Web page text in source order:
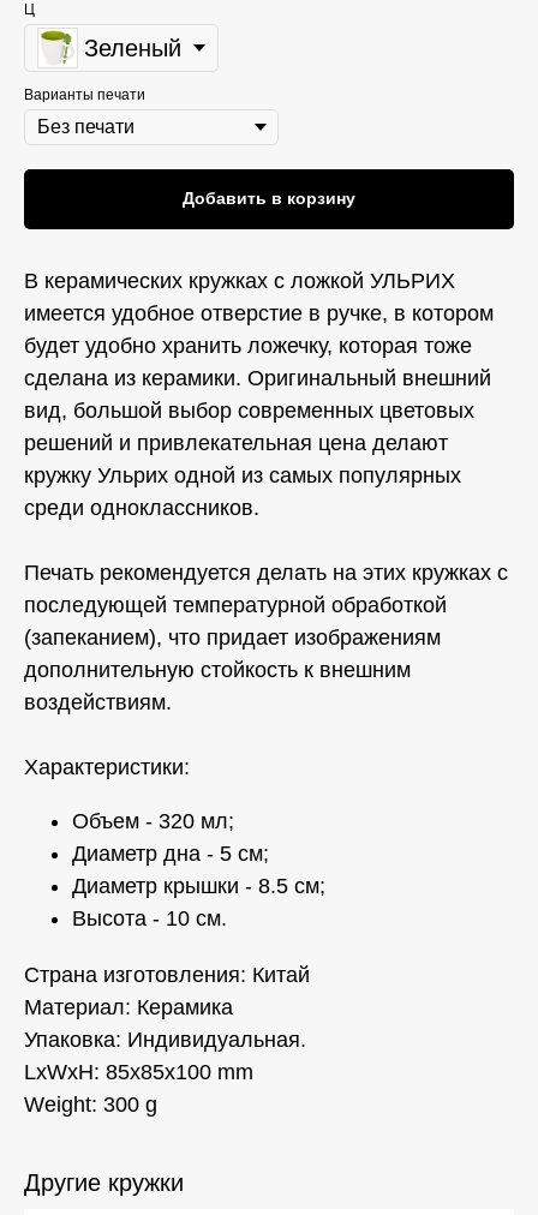
Ц
Зеленый
Варианты печати
Добавить в корзину
В керамических кружках с ложкой УЛЬРИХ
имеется удобное отверстие в ручке, в котором
будет удобно хранить ложечку, которая тоже
сделана из керамики. Оригинальный внешний
вид, большой выбор современных цветовых
решений и привлекательная цена делают
кружку Ульрих одной из самых популярных
среди одноклассников.
Печать рекомендуется делать на этих кружках с
последующей температурной обработкой
(запеканием), что придает изображениям
дополнительную стойкость к внешним
воздействиям.
Характеристики:
Объем - 320 мл;
Диаметр дна - 5 см;
Диаметр крышки - 8.5 см;
Высота - 10 см.
Страна изготовления: Китай
Материал: Керамика
Упаковка: Индивидуальная.
LxWxH: 85x85x100 mm
Weight: 300 g
Другие кружки